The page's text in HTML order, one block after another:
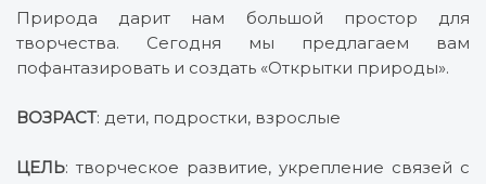
Природа дарит нам большой простор для
творчества. Сегодня мы предлагаем вам
пофантазировать и создать «Открытки природы».
ВОЗРАСТ: дети, подростки, взрослые
ЦЕЛЬ: творческое развитие, укрепление связей с